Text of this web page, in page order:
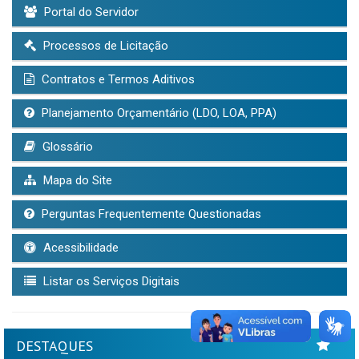
Portal do Servidor
Processos de Licitação
Contratos e Termos Aditivos
Planejamento Orçamentário (LDO, LOA, PPA)
Glossário
Mapa do Site
Perguntas Frequentemente Questionadas
Acessibilidade
Listar os Serviços Digitais
DESTAQUES